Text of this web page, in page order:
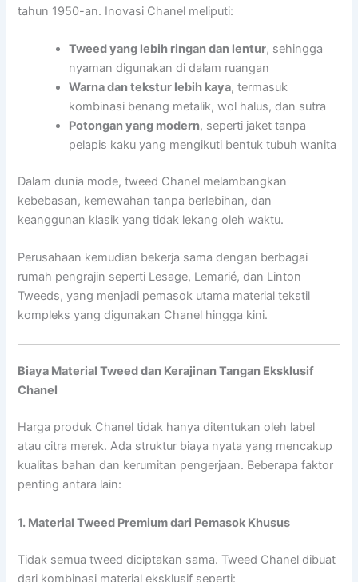
tahun 1950-an. Inovasi Chanel meliputi:
Tweed yang lebih ringan dan lentur, sehingga
nyaman digunakan di dalam ruangan
Warna dan tekstur lebih kaya, termasuk
kombinasi benang metalik, wol halus, dan sutra
Potongan yang modern, seperti jaket tanpa
pelapis kaku yang mengikuti bentuk tubuh wanita
Dalam dunia mode, tweed Chanel melambangkan
kebebasan, kemewahan tanpa berlebihan, dan
keanggunan klasik yang tidak lekang oleh waktu.
Perusahaan kemudian bekerja sama dengan berbagai
rumah pengrajin seperti Lesage, Lemarié, dan Linton
Tweeds, yang menjadi pemasok utama material tekstil
kompleks yang digunakan Chanel hingga kini.
Biaya Material Tweed dan Kerajinan Tangan Eksklusif
Chanel
Harga produk Chanel tidak hanya ditentukan oleh label
atau citra merek. Ada struktur biaya nyata yang mencakup
kualitas bahan dan kerumitan pengerjaan. Beberapa faktor
penting antara lain:
1. Material Tweed Premium dari Pemasok Khusus
Tidak semua tweed diciptakan sama. Tweed Chanel dibuat
dari kombinasi material eksklusif seperti: